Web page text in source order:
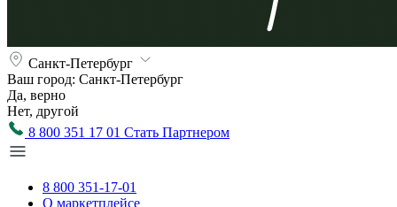
Санкт-Петербург
Ваш город: Санкт-Петербург
Да, верно
Нет, другой
8 800 351 17 01 Стать Партнером
8 800 351-17-01
О маркетплейсе